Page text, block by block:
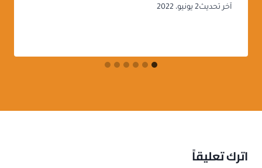
آخر تحديث2 يونيو، 2022
اترك تعليقاً